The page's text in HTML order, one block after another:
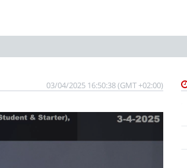
03/04/2025 16:50:38 (GMT +02:00)